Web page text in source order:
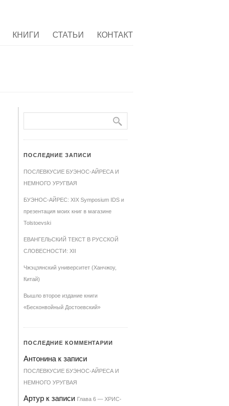
КНИГИ СТАТЬИ КОНТАКТ
ПОСЛЕДНИЕ ЗАПИСИ
ПОСЛЕВКУСИЕ БУЭНОС-АЙРЕСА И
НЕМНОГО УРУГВАЯ
БУЭНОС-АЙРЕС: XIX Symposium IDS и
презентация моих книг в магазине
Tolstoevski
ЕВАНГЕЛЬСКИЙ ТЕКСТ В РУССКОЙ
СЛОВЕСНОСТИ: XII
Чжэцзянский университет (Ханчжоу,
Китай)
Вышло второе издание книги
«Бесконвойный Достоевский»
ПОСЛЕДНИЕ КОММЕНТАРИИ
Антонина к записи
ПОСЛЕВКУСИЕ БУЭНОС-АЙРЕСА И
НЕМНОГО УРУГВАЯ
Артур к записи Гла­ва 6 — ХРИ­С­